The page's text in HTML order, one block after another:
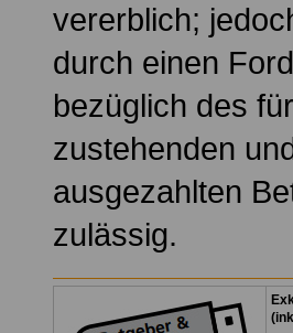
vererblich;
durch einen
bezüglich des
zustehenden
ausgezahlten
zulässig.